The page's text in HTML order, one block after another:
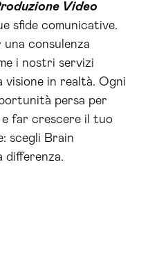
Video
sfide comunicative.
consulenza
i nostri servizi
visione in realtà. Ogni
persa per
far crescere il tuo
scegli Brain
differenza.